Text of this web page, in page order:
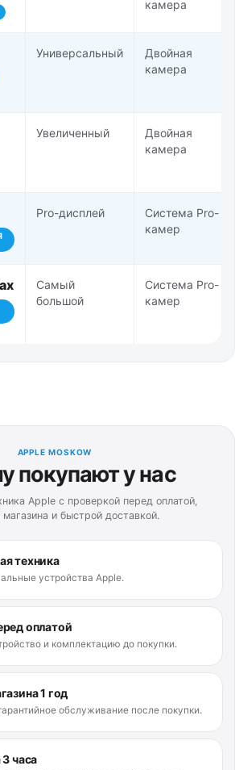
камера
Универсальный
Двойная
камера
Увеличенный
Двойная
камера
Pro-дисплей
Система Pro-
камер
Самый
большой
Система Pro-
камер
APPLE MOSKOW
покупают у нас
Apple с проверкой перед оплатой,
магазина и быстрой доставкой.
техника
устройства Apple.
оплатой
и комплектацию до покупки.
1 год
обслуживание после покупки.
часа